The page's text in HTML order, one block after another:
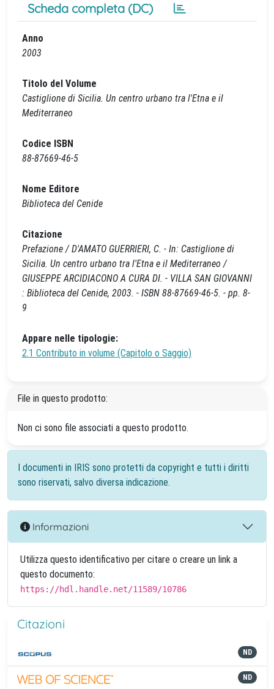
Scheda completa (DC)
Anno
2003
Titolo del Volume
Castiglione di Sicilia. Un centro urbano tra l'Etna e il
Mediterraneo
Codice ISBN
88-87669-46-5
Nome Editore
Biblioteca del Cenide
Citazione
Prefazione / D'AMATO GUERRIERI, C. - In: Castiglione di
Sicilia. Un centro urbano tra l'Etna e il Mediterraneo /
GIUSEPPE ARCIDIACONO A CURA DI. - VILLA SAN GIOVANNI
: Biblioteca del Cenide, 2003. - ISBN 88-87669-46-5. - pp. 8-
9
Appare nelle tipologie:
2.1 Contributo in volume (Capitolo o Saggio)
File in questo prodotto:
Non ci sono file associati a questo prodotto.
I documenti in IRIS sono protetti da copyright e tutti i diritti
sono riservati, salvo diversa indicazione.
Informazioni
Utilizza questo identificativo per citare o creare un link a
questo documento:
https://hdl.handle.net/11589/10786
Citazioni
ND
ND